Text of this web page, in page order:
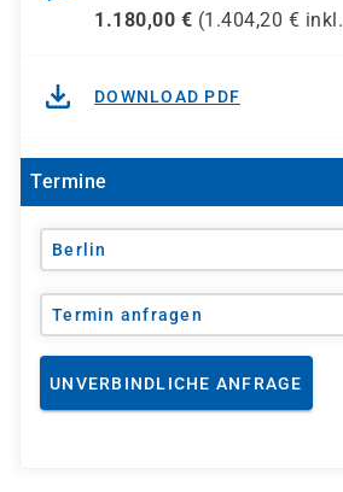
1.180,00 € (1.404,20 € inkl.
DOWNLOAD PDF
Termine
Berlin
Termin anfragen
UNVERBINDLICHE ANFRAGE